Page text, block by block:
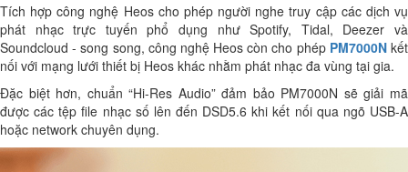
Tích hợp công nghệ Heos cho phép người nghe truy cập các dịch vụ
phát nhạc trực tuyến phổ dụng như Spotify, Tidal, Deezer và
Soundcloud - song song, công nghệ Heos còn cho phép PM7000Nkết
nối với mạng lưới thiết bị Heos khác nhằm phát nhạc đa vùng tại gia.
Đặc biệt hơn, chuẩn “Hi-Res Audio” đảm bảo PM7000N sẽ giải mã
được các tệp file nhạc số lên đến DSD5.6 khi kết nối qua ngõ USB-A
hoặc network chuyên dụng.